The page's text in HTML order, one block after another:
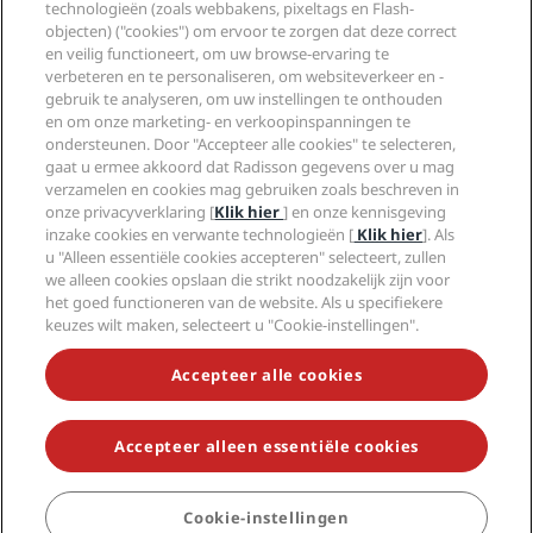
BOEKEN
Sports Approved-hotels
Gezinsvriendelijk hotels
Gezondheid en veiligheid
Media
Vacatures RHG
Vacatures PPHE
Vacatures EHL
The Club by RHG
Hotelontwikkeling
Duurzaam ondernemen
Inkoop
Privacycentrum
Juridische kennisgeving
Algemene voorwaarden voor Radisson Rewards
Gebruikersovereenkomst site
Digitale toegankelijkheid
Verklaring inzake moderne slavernij
Help
Waarschuwingen voor consumenten
Contactgegevens
Veelgestelde vragen
Sitemap
Social media
Radisson Hotels Brands
MIS NOOIT MEER ONZE POPULAIRSTE AANBIEDINGEN
© 2026 Radisson Hotel Group.Alle rechten voorbehouden. RHG
Radisson Hotel Group, Radisson, Radisson RED, Radisson Blu, Radisson
Collection, Radisson Individuals, Park Plaza, Park Inn, Country Inn &
Suites, Prize by Radisson, Radisson Rewards en Radisson Meetings zijn
handelsmerken van de Radisson Hotel Group.
technologieën (zoals webbakens, pixeltags en Flash-
objecten) ("cookies") om ervoor te zorgen dat deze correct
en veilig functioneert, om uw browse-ervaring te
verbeteren en te personaliseren, om websiteverkeer en -
gebruik te analyseren, om uw instellingen te onthouden
en om onze marketing- en verkoopinspanningen te
ondersteunen. Door "Accepteer alle cookies" te selecteren,
gaat u ermee akkoord dat Radisson gegevens over u mag
verzamelen en cookies mag gebruiken zoals beschreven in
onze privacyverklaring [Klik hier] en onze kennisgeving
inzake cookies en verwante technologieën [ Klik hier]. Als
u "Alleen essentiële cookies accepteren" selecteert, zullen
we alleen cookies opslaan die strikt noodzakelijk zijn voor
het goed functioneren van de website. Als u specifiekere
keuzes wilt maken, selecteert u "Cookie-instellingen".
Accepteer alle cookies
Accepteer alleen essentiële cookies
Cookie-instellingen